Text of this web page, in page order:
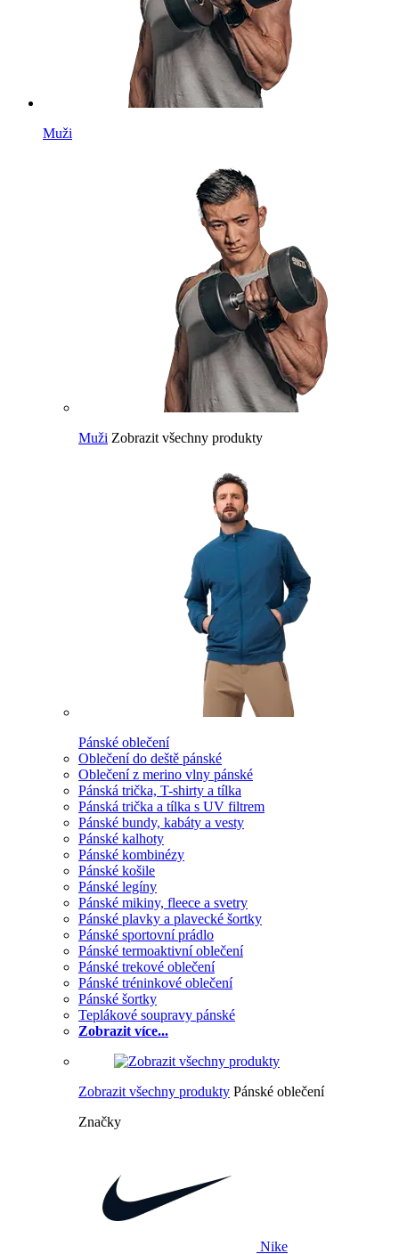
Muži
Muži Zobrazit všechny produkty
Pánské oblečení
Oblečení do deště pánské
Oblečení z merino vlny pánské
Pánská trička, T-shirty a tílka
Pánská trička a tílka s UV filtrem
Pánské bundy, kabáty a vesty
Pánské kalhoty
Pánské kombinézy
Pánské košile
Pánské legíny
Pánské mikiny, fleece a svetry
Pánské plavky a plavecké šortky
Pánské sportovní prádlo
Pánské termoaktivní oblečení
Pánské trekové oblečení
Pánské tréninkové oblečení
Pánské šortky
Teplákové soupravy pánské
Zobrazit více...
Zobrazit všechny produkty Pánské oblečení
Značky
Nike